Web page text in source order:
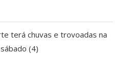
terá chuvas e trovoadas na
(4)